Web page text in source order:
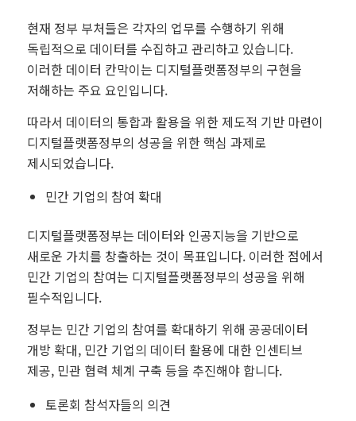
현재 정부 부처들은 각자의 업무를 수행하기 위해
독립적으로 데이터를 수집하고 관리하고 있습니다.
이러한 데이터 칸막이는 디지털플랫폼정부의 구현을
저해하는 주요 요인입니다.
따라서 데이터의 통합과 활용을 위한 제도적 기반 마련이
디지털플랫폼정부의 성공을 위한 핵심 과제로
제시되었습니다.
민간 기업의 참여 확대
디지털플랫폼정부는 데이터와 인공지능을 기반으로
새로운 가치를 창출하는 것이 목표입니다. 이러한 점에서
민간 기업의 참여는 디지털플랫폼정부의 성공을 위해
필수적입니다.
정부는 민간 기업의 참여를 확대하기 위해 공공데이터
개방 확대, 민간 기업의 데이터 활용에 대한 인센티브
제공, 민관 협력 체계 구축 등을 추진해야 합니다.
토론회 참석자들의 의견